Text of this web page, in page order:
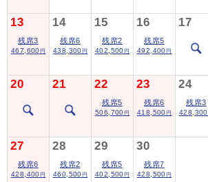
13
残席3
467,600 円
14
残席6
438,300 円
15
残席2
402,500 円
16
残席5
492,400 円
17
20 21 22
残席5
506,700 円
23
残席6
418,500 円
24
残席3
428,300
27
残席6
428,400 円
28
残席2
460,500 円
29
残席5
402,500 円
30
残席7
428,500 円